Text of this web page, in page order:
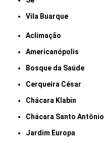
Vila Buarque
Aclimação
Americanópolis
Bosque da Saúde
Cerqueira César
Chácara Klabin
Chácara Santo Antônio
Jardim Europa